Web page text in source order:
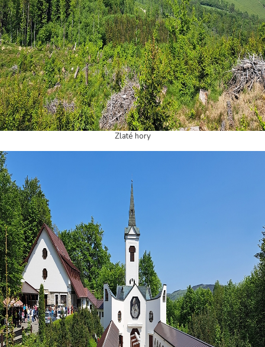
Zlaté hory